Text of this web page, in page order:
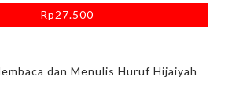
Rp27.500